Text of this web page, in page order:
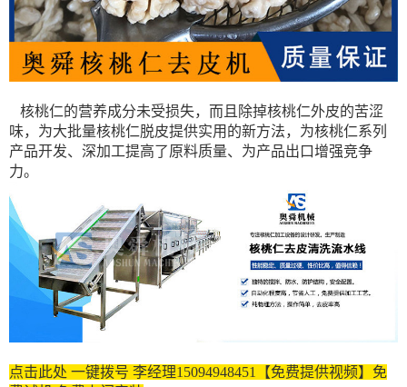
核桃仁的营养成分未受损失，而且除掉核桃仁外皮的苦涩
味，为大批量核桃仁脱皮提供实用的新方法，为核桃仁系列
产品开发、深加工提高了原料质量、为产品出口增强竞争
力。
点击此处 一键拨号 李经理15094948451【免费提供视频】免